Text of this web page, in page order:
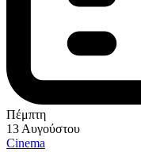
Πέμπτη
13 Αυγούστου
Cinema